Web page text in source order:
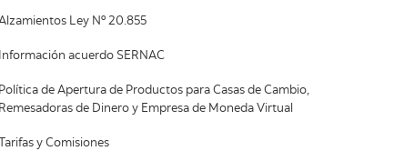
Ley Nº 20.855
Información acuerdo SERNAC
Política de Apertura de Productos para Casas de Cambio,
Remesadoras de Dinero y Empresa de Moneda Virtual
Tarifas y Comisiones